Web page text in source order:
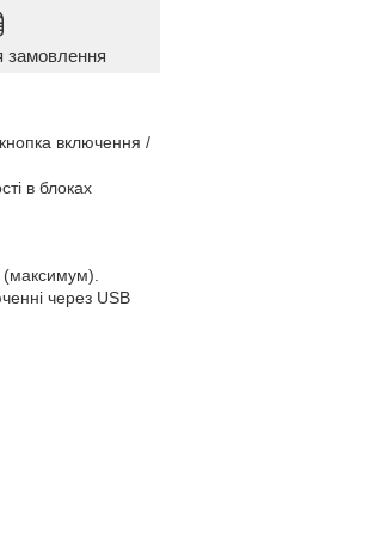
замовлення
включення /
в блоках
(максимум).
через USB